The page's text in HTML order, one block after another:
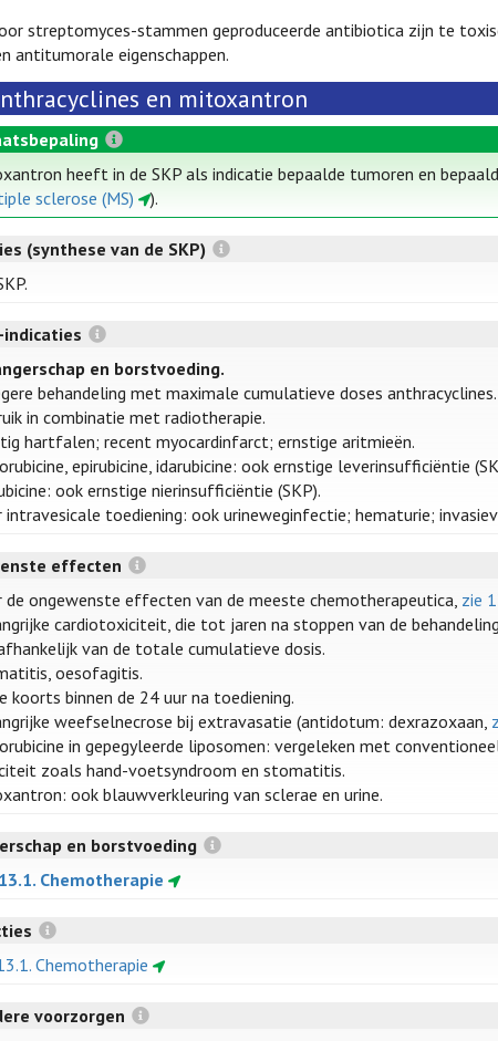
streptomyces-stammen geproduceerde antibiotica zijn te
antitumorale eigenschappen.
en mitoxantron
heeft in de SKP als indicatie bepaalde tumoren en
sclerose (MS)
).
(synthese van de SKP)
indicaties
en borstvoeding.
behandeling met maximale cumulatieve doses anthracyclines.
in combinatie met radiotherapie.
hartfalen; recent myocardinfarct; ernstige aritmieën.
epirubicine, idarubicine: ook ernstige leverinsufficiëntie
ook ernstige nierinsufficiëntie (SKP).
intravesicale toediening: ook urineweginfectie; hematurie;
effecten
de ongewenste effecten van de meeste chemotherapeutica, zie
cardiotoxiciteit, die tot jaren na stoppen van de
van de totale cumulatieve dosis.
oesofagitis.
koorts binnen de 24 uur na toediening.
weefselnecrose bij extravasatie (antidotum: dexrazoxaan,
in gepegyleerde liposomen: vergeleken met
zoals hand-voetsyndroom en stomatitis.
ook blauwverkleuring van sclerae en urine.
en borstvoeding
Chemotherapie
Chemotherapie
voorzorgen